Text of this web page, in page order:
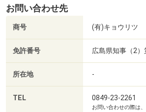
まずは一度ご連絡ください！
当社専属の住宅ローンアドバイザーが
イルに合った
資金計画をご提案させて頂きます。
・頭金０円からのご相談
・マイカーローンのある方
お問い合わせ先
商号 (有)キョウリツ
免許番号 広島県知事（2
所在地 -
TEL 0849-23-2261
お問い合わせの際は